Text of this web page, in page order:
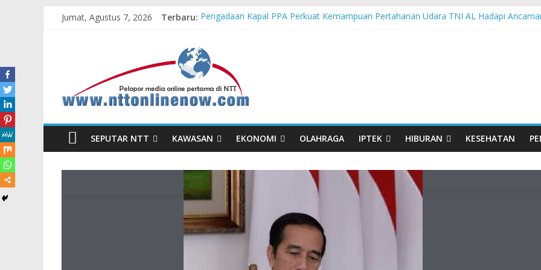
Jumat, Agustus 7, 2026 Terbaru: Pengadaan Kapal PPA Perkuat Kemampuan Pertahanan Udara TNI AL Hadapi
Hasil KKN Kolaborasi UGM-Undana Jadi Pedoman Bangun Desa Desa, Tak Sekadar
Kelurahan Manuaman Gelar Beragam Lomba Meriahkan HUT ke-81 RI
SEPUTAR NTT KAWASAN EKONOMI OLAHRAGA IPTEK HIBURAN KESEHATAN